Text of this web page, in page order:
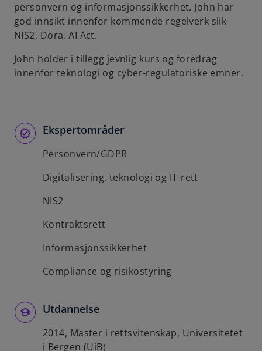
personvern og informasjonssikkerhet. John har
god innsikt innenfor kommende regelverk slik
NIS2, Dora, AI Act.
John holder i tillegg jevnlig kurs og foredrag
innenfor teknologi og cyber-regulatoriske emner.
Ekspertområder
Personvern/GDPR
Digitalisering, teknologi og IT-rett
NIS2
Kontraktsrett
Informasjonssikkerhet
Compliance og risikostyring
Utdannelse
2014, Master i rettsvitenskap, Universitetet
i Bergen (UiB)